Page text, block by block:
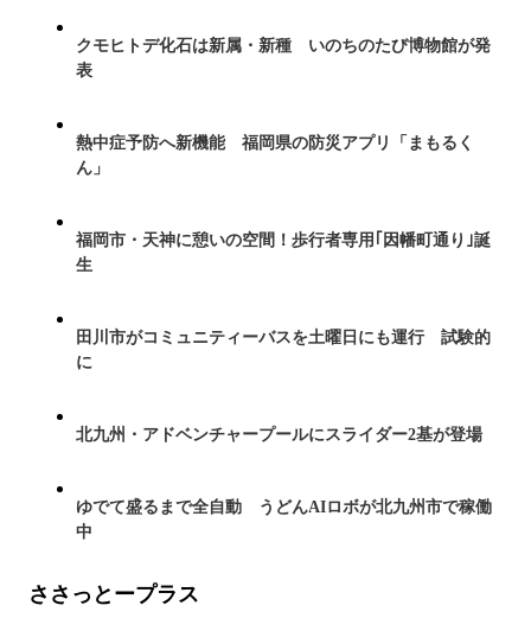
クモヒトデ化石は新属・新種 いのちのたび博物館が発
表
熱中症予防へ新機能 福岡県の防災アプリ「まもるく
ん」
福岡市・天神に憩いの空間！歩行者専用｢因幡町通り｣誕
生
田川市がコミュニティーバスを土曜日にも運行 試験的
に
北九州・アドベンチャープールにスライダー2基が登場
ゆでて盛るまで全自動 うどんAIロボが北九州市で稼働
中
ささっとープラス